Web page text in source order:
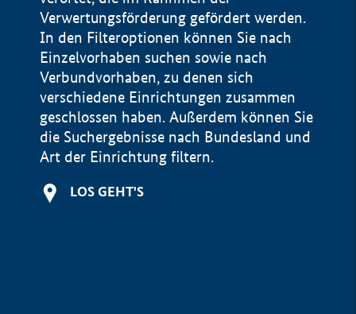
Verwertungsförderung gefördert werden.
In den Filteroptionen können Sie nach
Einzelvorhaben suchen sowie nach
Verbundvorhaben, zu denen sich
verschiedene Einrichtungen zusammen
geschlossen haben. Außerdem können Sie
die Suchergebnisse nach Bundesland und
Art der Einrichtung filtern.
LOS GEHT'S